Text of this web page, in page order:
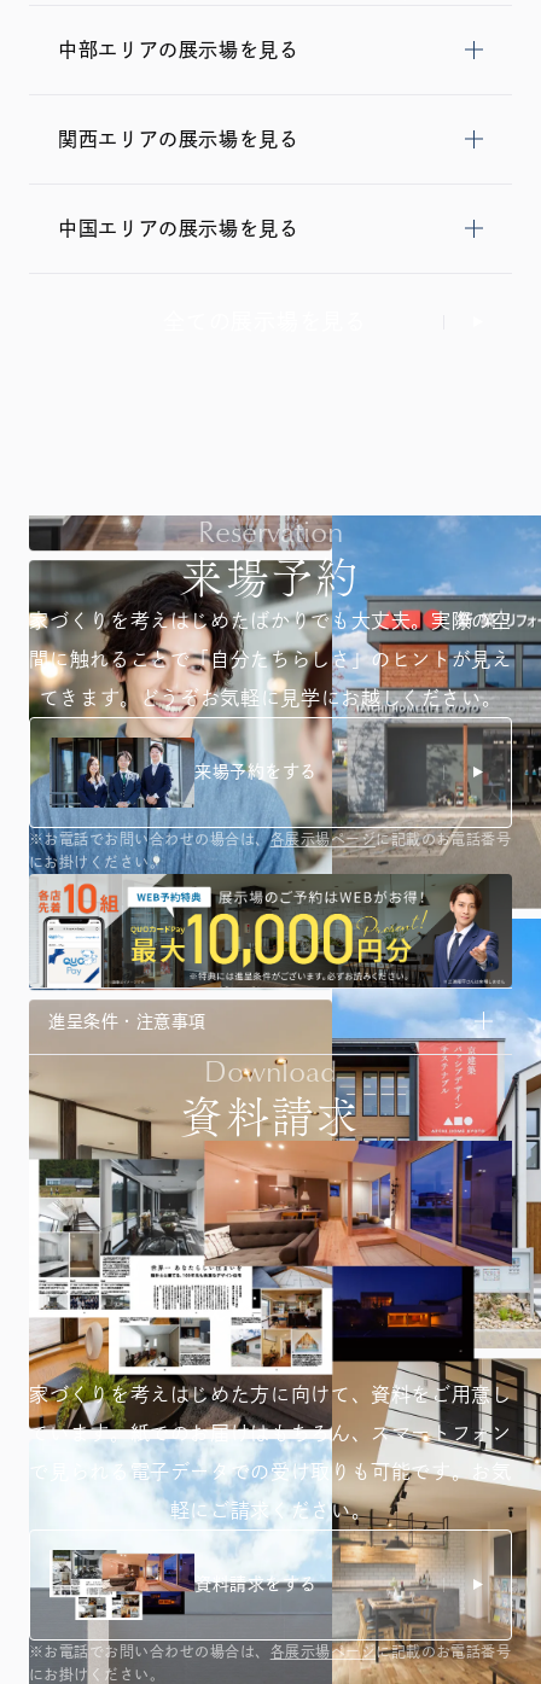
中部エリアの展示場を見る
関西エリアの展示場を見る
中国エリアの展示場を見る
Reservation
来場予約
家づくりを考えはじめたばかりでも大丈夫。実際の空
間に触れることで「自分たちらしさ」のヒントが見え
てきます。どうぞお気軽に見学にお越しください。
来場予約をする
※お電話でお問い合わせの場合は、各展示場ページに記載のお電話番号
にお掛けください。
進呈条件・注意事項
Download
資料請求
家づくりを考えはじめた方に向けて、資料をご用意し
ています。紙でのお届けはもちろん、スマートフォン
で見られる 電子データでの受け取りも可能です。お気
軽にご請求ください。
資料請求をする
※お電話でお問い合わせの場合は、 各展示場ページに記載のお電話番号
にお掛けください。